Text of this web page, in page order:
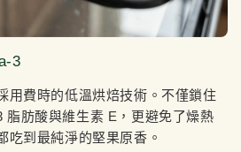
3
用費時的低溫烘焙技術。不僅鎖住
脂肪酸與維生素 E，更避免了燥熱
吃到最純淨的堅果原香。